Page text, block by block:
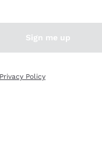
Sign me up
Privacy Policy